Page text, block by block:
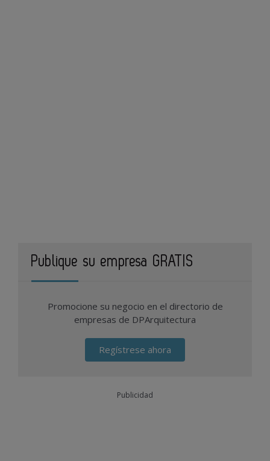
Publique su empresa GRATIS
Promocione su negocio en el directorio de
empresas de DPArquitectura
Regístrese ahora
Publicidad